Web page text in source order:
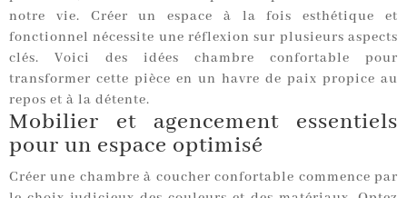
notre vie. Créer un espace à la fois esthétique et
fonctionnel nécessite une réflexion sur plusieurs aspects
clés. Voici des idées chambre confortable pour
transformer cette pièce en un havre de paix propice au
repos et à la détente.
Mobilier et agencement essentiels
pour un espace optimisé
Créer une chambre à coucher confortable commence par